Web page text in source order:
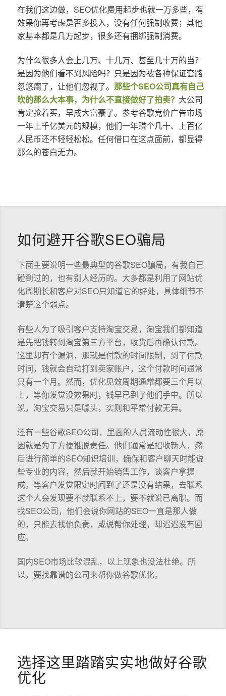
在我们这边做，SEO优化费用起步也就一万多些，有
效果你再考虑是否多投入，没有任何强制收费；其他
家基本都是几万起步，很多还有捆绑强制消费。
为什么很多人会上几万、十几万、甚至几十万的当？
是因为他们看不到风险吗？只是因为被各种保证套路
忽悠瘸了，让他们忽视了。 那些个SEO公司真有自己
吹的那么大本事，为什么不直接做好了拍卖？ 大公司
肯定抢着买，早成大富豪了。参考谷歌竞价广告市场
一年上千亿美元的规模，他们一年赚个几十、上百亿
人民币还不轻轻松松。任何借口在这点面前，都显得
那么的苍白无力。
如何避开谷歌SEO骗局
下面主要说明一些最典型的谷歌SEO骗局，有我自己
碰到过的，也有别人经历的。大多都是利用了网站优
化周期长和客户对SEO只知道它的好处，具体细节不
清楚这个弱点。
有些人为了吸引客户支持淘宝交易，淘宝我们都知道
是先把钱转到淘宝第三方平台，收货后再确认付款。
这里却有个漏洞，那就是付款的时间限制，到了付款
时间，钱就会自动打到卖家账户，这个付款时间通常
只有一个月。然而，优化见效周期通常都要三个月以
上，等你发觉没效果时，钱早已到了他们手中。所以
说，淘宝交易只是噱头，实则和平常付款无异。
还有一些谷歌SEO公司，里面的人员流动性很大，原
因就是为了方便推脱责任。他们通常是招收新人，然
后进行简单的SEO知识培训，确保和客户聊天时能说
些专业的内容，然后就开始销售工作，谈客户拿提
成。等客户发觉限定时间到了还是没有结果，去联系
这个人会发现要不就联系不上，要不就说已离职。而
找SEO公司，他们会说你网站的SEO一直是那人做
的，只能去找他负责，或说帮你处理，却迟迟没有回
应。
国内SEO市场比较混乱，以上现象也没法杜绝。所
以，要找靠谱的公司来帮你做谷歌优化。
选择这里踏踏实实地做好谷歌
优化